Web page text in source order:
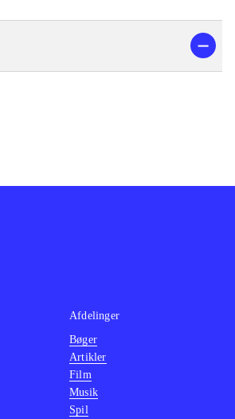
Afdelinger
Bøger
Artikler
Film
Musik
Spil